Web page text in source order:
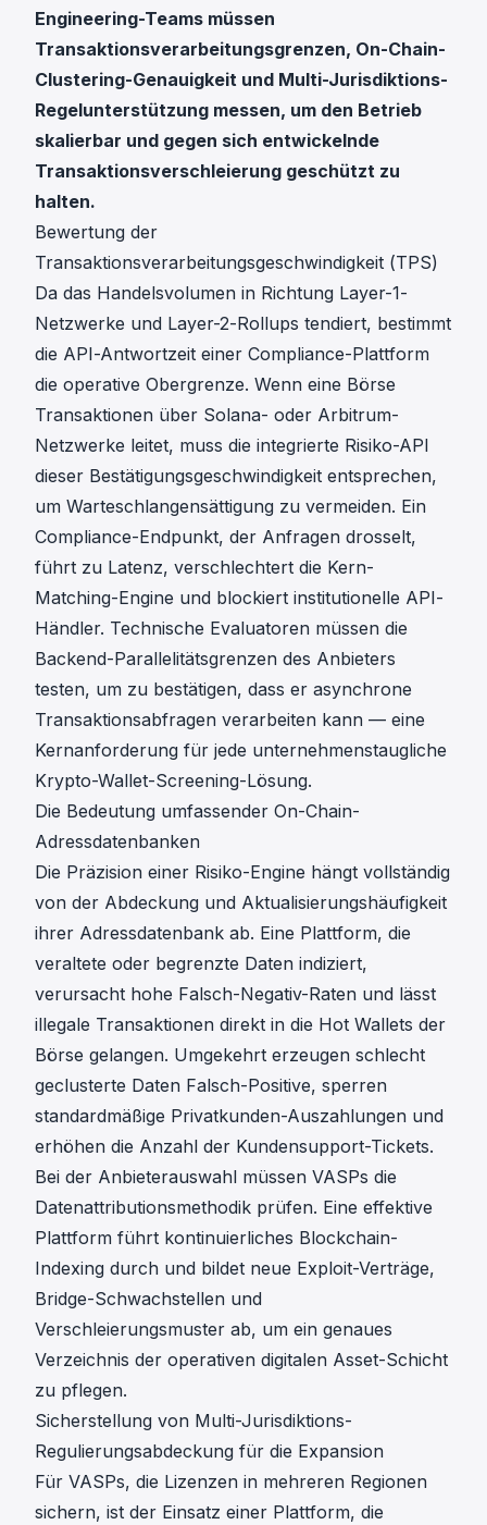
Engineering-Teams müssen
Transaktionsverarbeitungsgrenzen, On-Chain-
Clustering-Genauigkeit und Multi-Jurisdiktions-
Regelunterstützung messen, um den Betrieb
skalierbar und gegen sich entwickelnde
Transaktionsverschleierung geschützt zu
halten.
Bewertung der
Transaktionsverarbeitungsgeschwindigkeit (TPS)
Da das Handelsvolumen in Richtung Layer-1-
Netzwerke und Layer-2-Rollups tendiert, bestimmt
die API-Antwortzeit einer Compliance-Plattform
die operative Obergrenze. Wenn eine Börse
Transaktionen über Solana- oder Arbitrum-
Netzwerke leitet, muss die integrierte Risiko-API
dieser Bestätigungsgeschwindigkeit entsprechen,
um Warteschlangensättigung zu vermeiden. Ein
Compliance-Endpunkt, der Anfragen drosselt,
führt zu Latenz, verschlechtert die Kern-
Matching-Engine und blockiert institutionelle API-
Händler. Technische Evaluatoren müssen die
Backend-Parallelitätsgrenzen des Anbieters
testen, um zu bestätigen, dass er asynchrone
Transaktionsabfragen verarbeiten kann — eine
Kernanforderung für jede unternehmenstaugliche
Krypto-Wallet-Screening-Lösung.
Die Bedeutung umfassender On-Chain-
Adressdatenbanken
Die Präzision einer Risiko-Engine hängt vollständig
von der Abdeckung und Aktualisierungshäufigkeit
ihrer Adressdatenbank ab. Eine Plattform, die
veraltete oder begrenzte Daten indiziert,
verursacht hohe Falsch-Negativ-Raten und lässt
illegale Transaktionen direkt in die Hot Wallets der
Börse gelangen. Umgekehrt erzeugen schlecht
geclusterte Daten Falsch-Positive, sperren
standardmäßige Privatkunden-Auszahlungen und
erhöhen die Anzahl der Kundensupport-Tickets.
Bei der Anbieterauswahl müssen VASPs die
Datenattributionsmethodik prüfen. Eine effektive
Plattform führt kontinuierliches Blockchain-
Indexing durch und bildet neue Exploit-Verträge,
Bridge-Schwachstellen und
Verschleierungsmuster ab, um ein genaues
Verzeichnis der operativen digitalen Asset-Schicht
zu pflegen.
Sicherstellung von Multi-Jurisdiktions-
Regulierungsabdeckung für die Expansion
Für VASPs, die Lizenzen in mehreren Regionen
sichern, ist der Einsatz einer Plattform, die